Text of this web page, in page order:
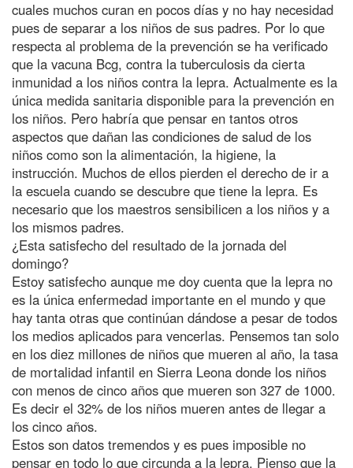
cuales muchos curan en pocos días y no hay necesidad
pues de separar a los niños de sus padres. Por lo que
respecta al problema de la prevención se ha verificado
que la vacuna Bcg, contra la tuberculosis da cierta
inmunidad a los niños contra la lepra. Actualmente es la
única medida sanitaria disponible para la prevención en
los niños. Pero habría que pensar en tantos otros
aspectos que dañan las condiciones de salud de los
niños como son la alimentación, la higiene, la
instrucción. Muchos de ellos pierden el derecho de ir a
la escuela cuando se descubre que tiene la lepra. Es
necesario que los maestros sensibilicen a los niños y a
los mismos padres.
¿Esta satisfecho del resultado de la jornada del
domingo?
Estoy satisfecho aunque me doy cuenta que la lepra no
es la única enfermedad importante en el mundo y que
hay tanta otras que continúan dándose a pesar de todos
los medios aplicados para vencerlas. Pensemos tan solo
en los diez millones de niños que mueren al año, la tasa
de mortalidad infantil en Sierra Leona donde los niños
con menos de cinco años que mueren son 327 de 1000.
Es decir el 32% de los niños mueren antes de llegar a
los cinco años.
Estos son datos tremendos y es pues imposible no
pensar en todo lo que circunda a la lepra. Pienso que la